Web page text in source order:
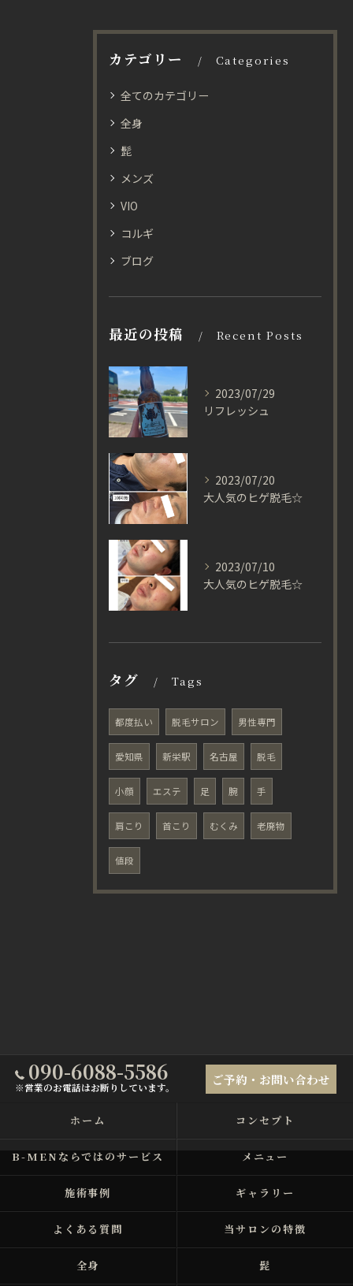
カテゴリー Categories
全てのカテゴリー
全身
髭
メンズ
VIO
コルギ
ブログ
最近の投稿 Recent Posts
2023/07/29
リフレッシュ
2023/07/20
大人気のヒゲ脱毛☆
2023/07/10
大人気のヒゲ脱毛☆
タグ Tags
都度払い 脱毛サロン 男性専門
愛知県 新栄駅 名古屋 脱毛
小顔 エステ 足 腕 手
肩こり 首こり むくみ 老廃物
値段
090-6088-5586
※営業のお電話はお断りしています。
ご予約・お問い合わせ
ホーム コンセプト
B-MENならではのサービス メニュー
施術事例 ギャラリー
よくある質問 当サロンの特徴
全身 髭